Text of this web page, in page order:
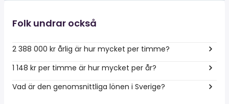
Folk undrar också
2 388 000 kr årlig är hur mycket per timme?
1 148 kr per timme är hur mycket per år?
Vad är den genomsnittliga lönen i Sverige?